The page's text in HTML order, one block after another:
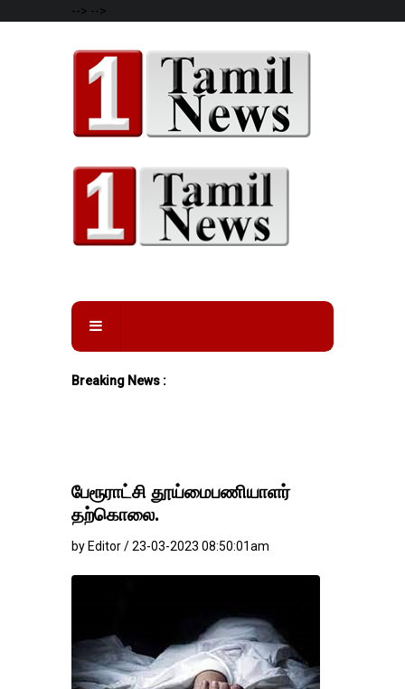
--> -->
Breaking News :
பேரூராட்சி தூய்மைபணியாளர்
தற்கொலை.
by Editor / 23-03-2023 08:50:01am